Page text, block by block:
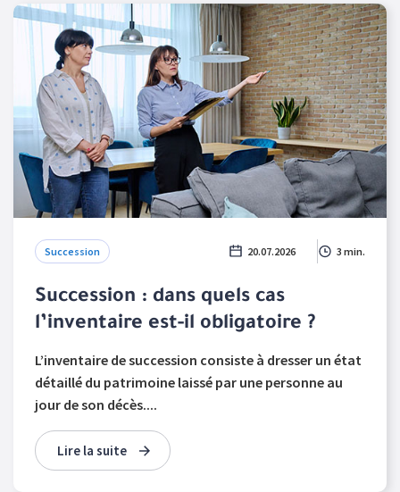
Succession 20.07.2026 3 min.
Succession : dans quels cas
l’inventaire est-il obligatoire ?
L’inventaire de succession consiste à dresser un état
détaillé du patrimoine laissé par une personne au
jour de son décès....
Lire la suite